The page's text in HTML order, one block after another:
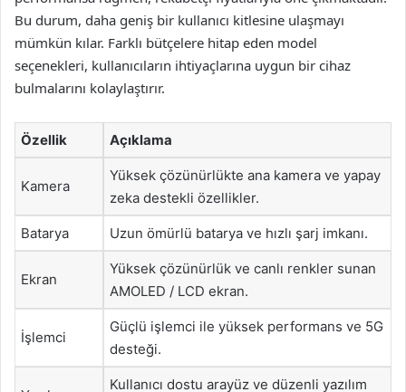
Bu durum, daha geniş bir kullanıcı kitlesine ulaşmayı
mümkün kılar. Farklı bütçelere hitap eden model
seçenekleri, kullanıcıların ihtiyaçlarına uygun bir cihaz
bulmalarını kolaylaştırır.
Özellik Açıklama
Kamera
Yüksek çözünürlükte ana kamera ve yapay
zeka destekli özellikler.
Batarya Uzun ömürlü batarya ve hızlı şarj imkanı.
Ekran
Yüksek çözünürlük ve canlı renkler sunan
AMOLED / LCD ekran.
İşlemci
Güçlü işlemci ile yüksek performans ve 5G
desteği.
Kullanıcı dostu arayüz ve düzenli yazılım